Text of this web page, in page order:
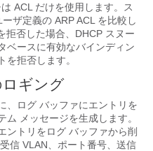
ACL だけを使用します。ス
ザ定義の ARP ACL を比較し
拒否した場合、DHCP スヌー
ベースに有効なバインディン
を拒否します。
ギング
、ログ バッファにエントリを
メッセージを生成します。
ントリをログ バッファから削
信 VLAN、ポート番号、送信